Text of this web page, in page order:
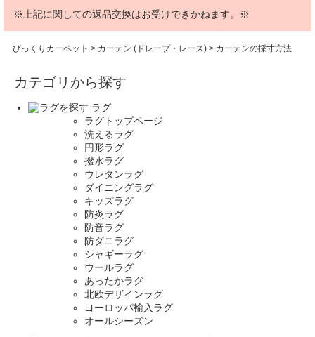
※上記に関しての返品交換はお受けできかねます。※
びっくりカーペット > カーテン (ドレープ・レース)> カーテンの採寸方法
カテゴリから探す
ラグ
ラグトップページ
洗えるラグ
円形ラグ
撥水ラグ
ウレタンラグ
ダイニングラグ
キッズラグ
防炎ラグ
防音ラグ
防ダニラグ
シャギーラグ
ウールラグ
あったかラグ
北欧デザインラグ
ヨーロッパ輸入ラグ
オールシーズン